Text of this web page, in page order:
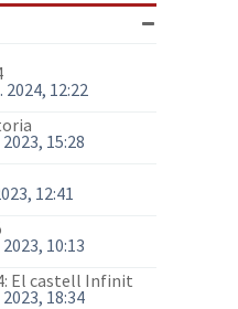
2024, 12:22
15:28
12:41
10:13
El castell Infinit
2023, 18:34